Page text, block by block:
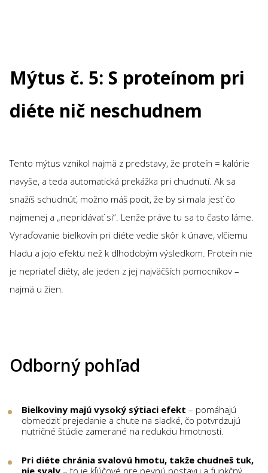
Mýtus č. 5: S proteínom pri
diéte nič neschudnem
Tento mýtus vznikol najmä z predstavy, že proteín = kalórie
navyše, a teda automatická prekážka pri chudnutí. Ak sa
snažíš schudnúť, možno máš pocit, že by si mala jesť čo
najmenej a „nepridávať si“. Lenže práve tu sa to často láme.
Vyraďovanie bielkovín pri diéte vedie skôr k únave, vlčiemu
hladu a jojo efektu než k dlhodobým výsledkom. Proteín nie
je nepriateľ diéty, ale jeden z jej najväčších pomocníkov –
najmä u žien.
Odborný pohľad
Bielkoviny majú vysoký sýtiaci efekt – pomáhajú
obmedziť prejedanie a chute na sladké, čo potvrdzujú
nutričné štúdie zamerané na redukciu hmotnosti.
Pri diéte chránia svalovú hmotu, takže chudneš tuk,